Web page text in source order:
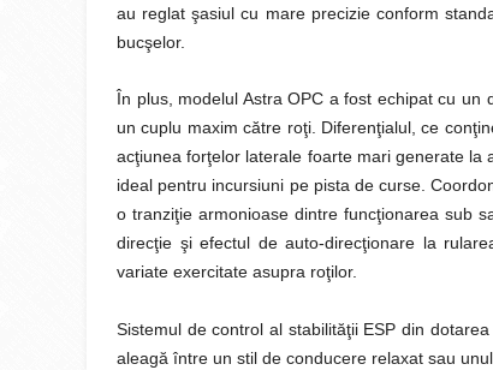
au reglat şasiul cu mare precizie conform
bucşelor.
În plus, modelul Astra OPC a fost echipat cu
un cuplu maxim către roţi. Diferenţialul, ce
acţiunea forţelor laterale foarte mari generate la
ideal pentru incursiuni pe pista de curse.
o tranziţie armonioase dintre funcţionarea sub
direcţie şi efectul de auto-direcţionare la
variate exercitate asupra roţilor.
Sistemul de control al stabilităţii ESP din
aleagă între un stil de conducere relaxat sau